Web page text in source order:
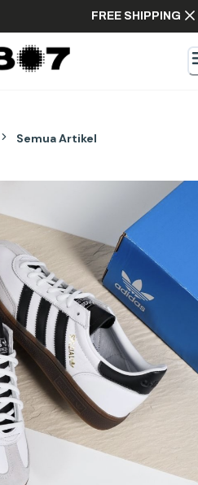
FREE
Semua Artikel